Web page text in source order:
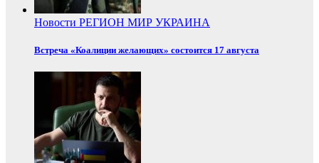
Новости РЕГИОН МИР УКРАИНА
Встреча «Коалиции желающих» состоится 17 августа